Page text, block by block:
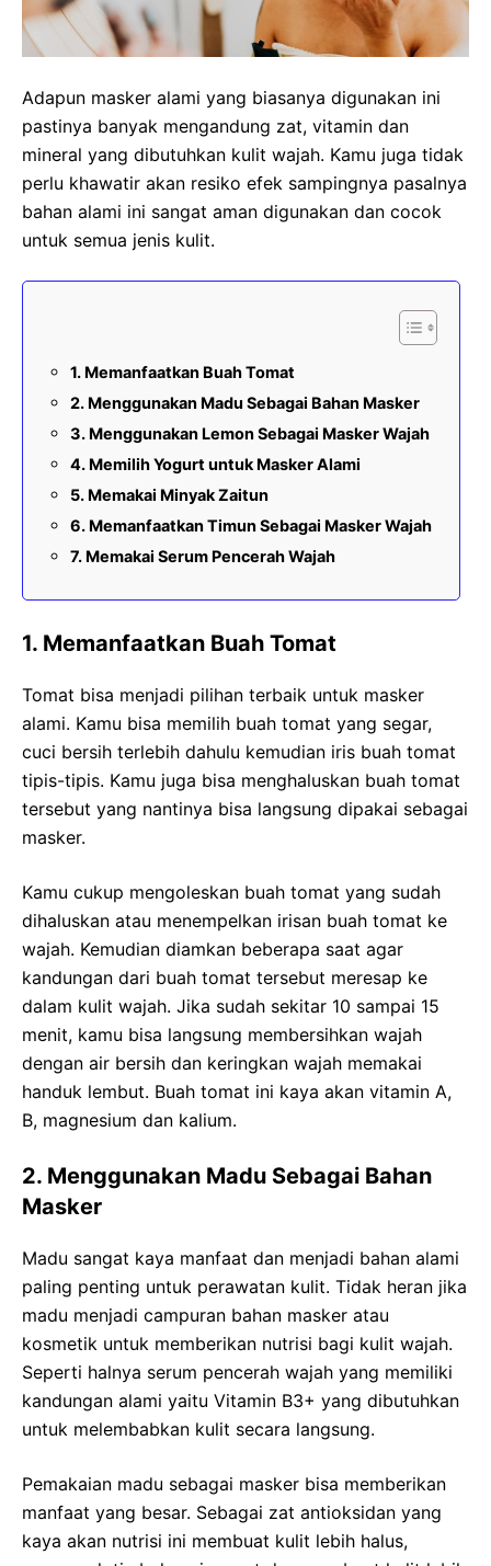
Adapun masker alami yang biasanya digunakan ini
pastinya banyak mengandung zat, vitamin dan
mineral yang dibutuhkan kulit wajah. Kamu juga tidak
perlu khawatir akan resiko efek sampingnya pasalnya
bahan alami ini sangat aman digunakan dan cocok
untuk semua jenis kulit.
1. Memanfaatkan Buah Tomat
2. Menggunakan Madu Sebagai Bahan Masker
3. Menggunakan Lemon Sebagai Masker Wajah
4. Memilih Yogurt untuk Masker Alami
5. Memakai Minyak Zaitun
6. Memanfaatkan Timun Sebagai Masker Wajah
7. Memakai Serum Pencerah Wajah
1. Memanfaatkan Buah Tomat
Tomat bisa menjadi pilihan terbaik untuk masker
alami. Kamu bisa memilih buah tomat yang segar,
cuci bersih terlebih dahulu kemudian iris buah tomat
tipis-tipis. Kamu juga bisa menghaluskan buah tomat
tersebut yang nantinya bisa langsung dipakai sebagai
masker.
Kamu cukup mengoleskan buah tomat yang sudah
dihaluskan atau menempelkan irisan buah tomat ke
wajah. Kemudian diamkan beberapa saat agar
kandungan dari buah tomat tersebut meresap ke
dalam kulit wajah. Jika sudah sekitar 10 sampai 15
menit, kamu bisa langsung membersihkan wajah
dengan air bersih dan keringkan wajah memakai
handuk lembut. Buah tomat ini kaya akan vitamin A,
B, magnesium dan kalium.
2. Menggunakan Madu Sebagai Bahan
Masker
Madu sangat kaya manfaat dan menjadi bahan alami
paling penting untuk perawatan kulit. Tidak heran jika
madu menjadi campuran bahan masker atau
kosmetik untuk memberikan nutrisi bagi kulit wajah.
Seperti halnya serum pencerah wajah yang memiliki
kandungan alami yaitu Vitamin B3+ yang dibutuhkan
untuk melembabkan kulit secara langsung.
Pemakaian madu sebagai masker bisa memberikan
manfaat yang besar. Sebagai zat antioksidan yang
kaya akan nutrisi ini membuat kulit lebih halus,